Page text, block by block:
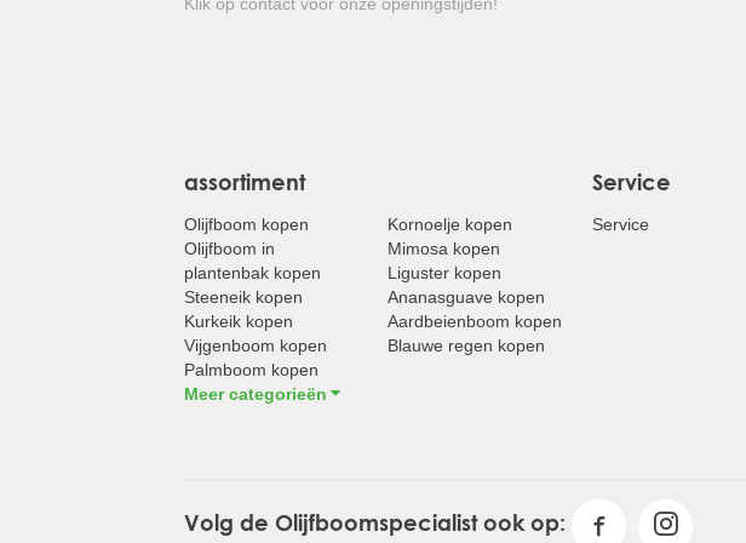
assortiment
Olijfboom kopen
Olijfboom in
plantenbak kopen
Steeneik kopen
Kurkeik kopen
Vijgenboom kopen
Palmboom kopen
Meer categorieën
Kornoelje kopen
Mimosa kopen
Liguster kopen
Ananasguave kopen
Aardbeienboom kopen
Blauwe regen kopen
Service
Service
Volg de Olijfboomspecialist ook op: